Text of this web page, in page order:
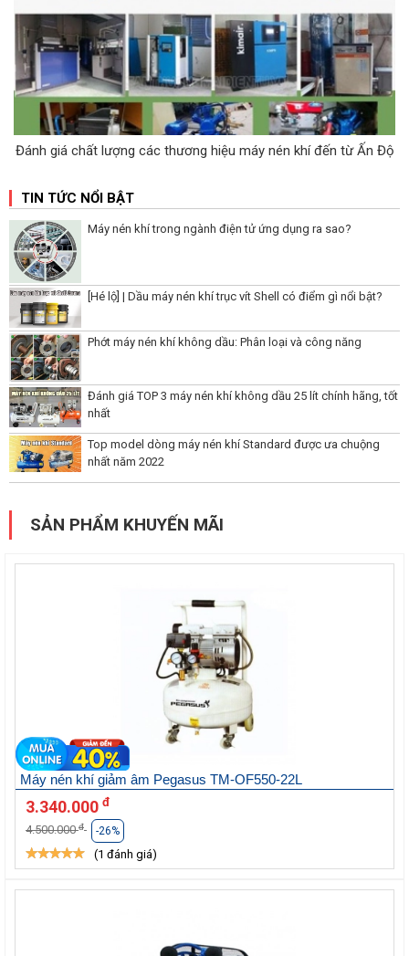
Đánh giá chất lượng các thương hiệu máy nén khí đến từ Ấn Độ
TIN TỨC NỔI BẬT
Máy nén khí trong ngành điện tử ứng dụng ra sao?
[Hé lộ] | Dầu máy nén khí trục vít Shell có điểm gì nổi bật?
Phớt máy nén khí không dầu: Phân loại và công năng
Đánh giá TOP 3 máy nén khí không dầu 25 lít chính hãng, tốt
nhất
Top model dòng máy nén khí Standard được ưa chuộng
nhất năm 2022
SẢN PHẨM KHUYẾN MÃI
Máy nén khí giảm âm Pegasus TM-OF550-22L
3.340.000 đ
4.500.000đ -26%
(1 đánh giá)